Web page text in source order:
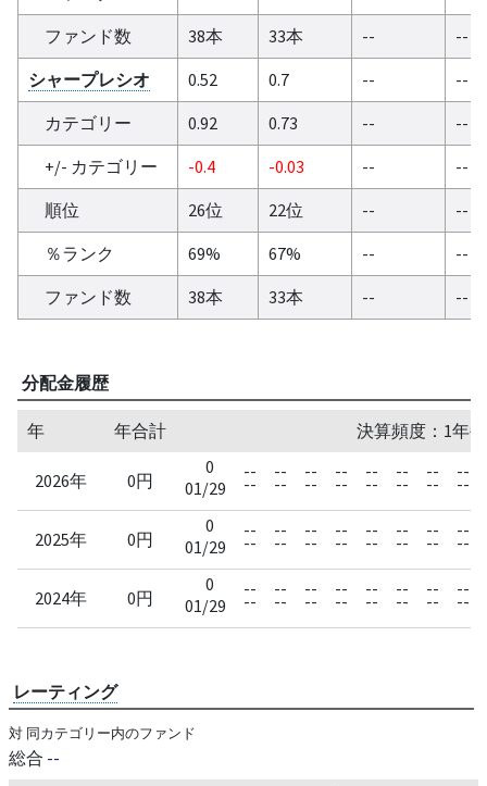
ファンド数
38本 33本 --
--
シャープレシオ
0.52 0.7 --
--
カテゴリー
0.92 0.73 --
--
+/- カテゴリー
-0.4 -0.03 --
--
順位
26位 22位 --
--
％ランク
69% 67% --
--
ファンド数
38本 33本 -- --
分配金履歴
年 年合計 決算頻度：1年
2026年 0円
0
01/29
--
--
--
--
--
--
--
--
--
--
--
--
--
--
--
--
2025年 0円
0
01/29
--
--
--
--
--
--
--
--
--
--
--
--
--
--
--
--
2024年 0円
0
01/29
--
--
--
--
--
--
--
--
--
--
--
--
--
--
--
--
レーティング
対 同カテゴリー内のファンド
総合 --